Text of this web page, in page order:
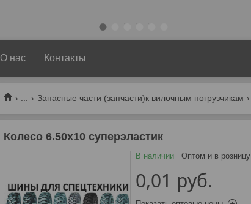
О нас Контакты
... Запасные части (запчасти)к вилочным погрузчикам
Колесо 6.50х10 суперэластик
В наличии Оптом и в розницу
0,01 руб.